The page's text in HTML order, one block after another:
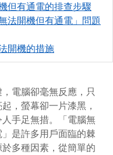
但有通電的排查步驟
法開機但有通電」問題
開機的措施
電腦卻毫無反應，只
，螢幕卻一片漆黑，
手足無措。「電腦無
是許多用戶面臨的棘
多種因素，從簡單的